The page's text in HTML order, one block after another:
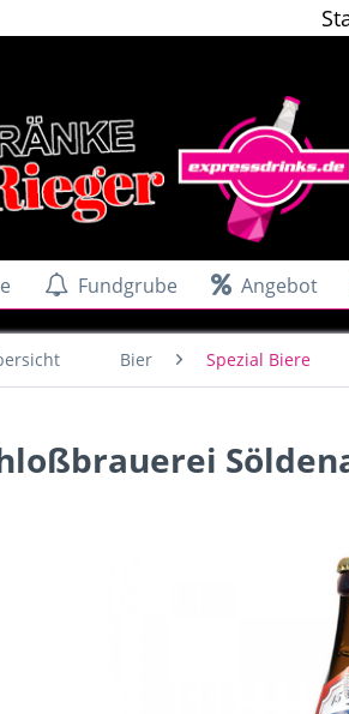
Fundgrube Angebot
Bier Spezial Biere